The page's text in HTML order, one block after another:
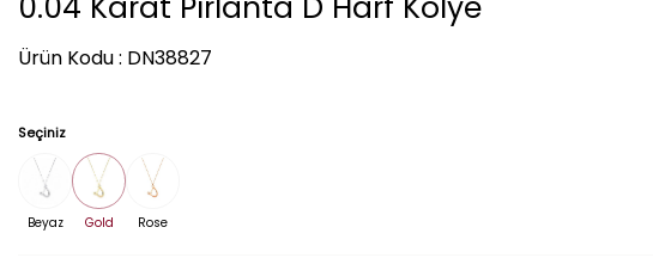
Ürün Kodu : DN38827
Seçiniz
Beyaz Gold Rose